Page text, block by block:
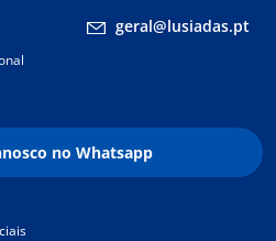
geral@lusiadas.pt
no Whatsapp